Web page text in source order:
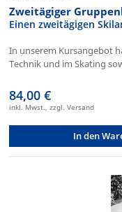
Zweitägiger
Einen zweitägigen
In unserem Kursangebot
Technik und im Skating
84,00 €
inkl. Mwst., zzgl. Versand
In den